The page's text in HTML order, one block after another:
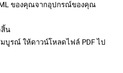
ของคุณจากอุปกรณ์ของคุณ
สิ้น
มบูรณ์ ให้ดาวน์โหลดไฟล์ PDF ไป